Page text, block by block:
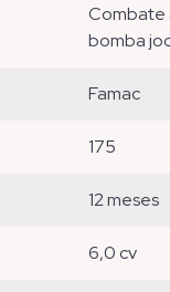
combate a incendio ;
bomba
famac
175
12 meses
6,0 cv